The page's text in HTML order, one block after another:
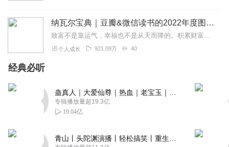
纳瓦尔宝典｜豆瓣&微信读书的2022年度图书|从白手起家到财务自由
致富不是靠运气，幸福也不是从天而降的。积累财富和幸福生活是我们可以学习的技能。这本书收集整理了硅谷投资人纳瓦尔在过去十年里通过推特、播客和采访等方式分享的人生智...
个人成长 921.09万 40
经典必听
专辑播放量超19.3亿
19.04亿